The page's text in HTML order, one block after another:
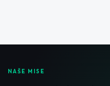
NAŠE MISE